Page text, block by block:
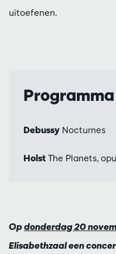
uitoefenen.
Programma
Debussy Nocturnes
Holst The Planets,
Opdonderdag 20
Elisabethzaal een